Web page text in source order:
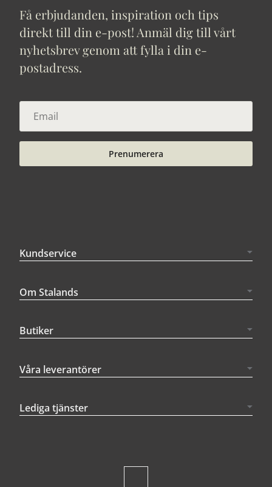
Få erbjudanden, inspiration och tips
direkt till din e-post! Anmäl dig till vårt
nyhetsbrev genom att fylla i din e-
postadress.
Prenumerera
Kundservice
Om Stalands
Butiker
Våra leverantörer
Lediga tjänster